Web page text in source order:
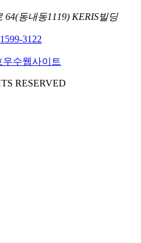
동내동1119) KERIS빌딩
1599-3122
RESERVED